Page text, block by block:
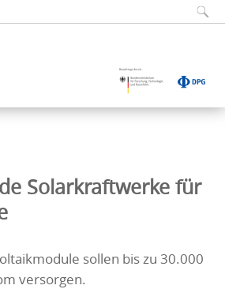
Solarkraftwerke für
sollen bis zu 30.000
versorgen.